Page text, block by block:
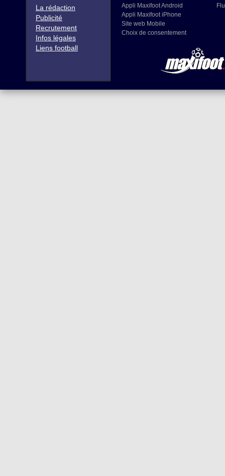
La rédaction
Publicité
Recrutement
Infos légales
Liens football
Appli Maxifoot Android
Appli Maxifoot iPhone
Site web Mobile
Choix de consentement